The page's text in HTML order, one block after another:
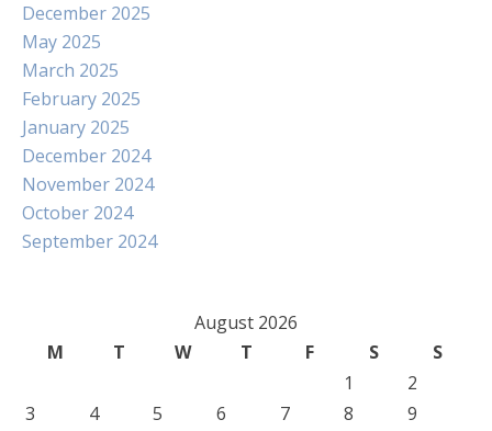
December 2025
May 2025
March 2025
February 2025
January 2025
December 2024
November 2024
October 2024
September 2024
August 2026
M
T W T F S
S
1
2
3
4 5 6 7 8
9